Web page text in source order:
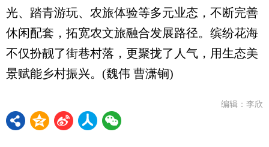
光、踏青游玩、农旅体验等多元业态，不断完善
休闲配套，拓宽农文旅融合发展路径。缤纷花海
不仅扮靓了街巷村落，更聚拢了人气，用生态美
景赋能乡村振兴。(魏伟 曹潇锏)
编辑：李欣